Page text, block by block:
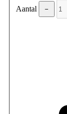
Aantal
−